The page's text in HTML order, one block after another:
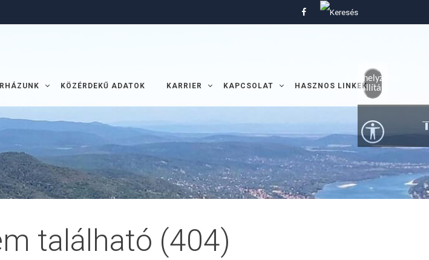
KÖZÉRDEKŰ ADATOK KARRIER KAPCSOLAT HASZNOS LINKEK
található (404)
Alaphelyzetbe
állítás